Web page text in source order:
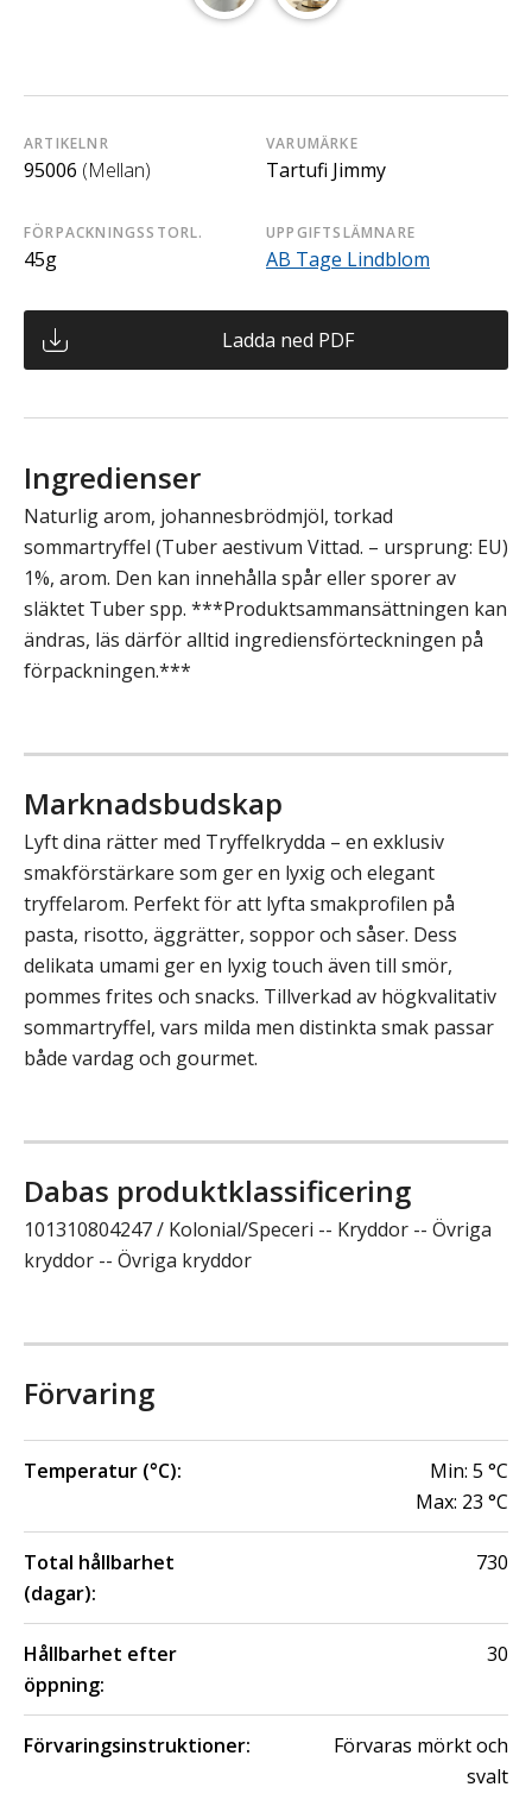
ARTIKELNR
95006 (Mellan)
VARUMÄRKE
Tartufi Jimmy
FÖRPACKNINGSSTORL.
45g
UPPGIFTSLÄMNARE
AB Tage Lindblom
Ladda ned PDF
Ingredienser
Naturlig arom, johannesbrödmjöl, torkad
sommartryffel (Tuber aestivum Vittad. – ursprung: EU)
1%, arom. Den kan innehålla spår eller sporer av
släktet Tuber spp. ***Produktsammansättningen kan
ändras, läs därför alltid ingrediensförteckningen på
förpackningen.***
Marknadsbudskap
Lyft dina rätter med Tryffelkrydda – en exklusiv
smakförstärkare som ger en lyxig och elegant
tryffelarom. Perfekt för att lyfta smakprofilen på
pasta, risotto, äggrätter, soppor och såser. Dess
delikata umami ger en lyxig touch även till smör,
pommes frites och snacks. Tillverkad av högkvalitativ
sommartryffel, vars milda men distinkta smak passar
både vardag och gourmet.
Dabas produktklassificering
101310804247 / Kolonial/Speceri -- Kryddor -- Övriga
kryddor -- Övriga kryddor
Förvaring
Temperatur (°C): Min: 5 °C
Max: 23 °C
Total hållbarhet
(dagar):
730
Hållbarhet efter
öppning:
30
Förvaringsinstruktioner:
Förvaras mörkt och
svalt